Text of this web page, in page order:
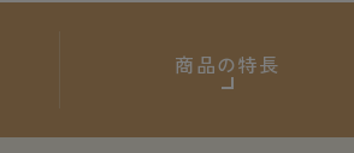
商品の特長